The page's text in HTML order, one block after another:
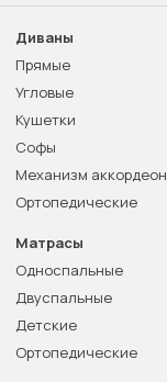
Диваны
Прямые
Угловые
Кушетки
Софы
Механизм аккордеон
Ортопедические
Матрасы
Односпальные
Двуспальные
Детские
Ортопедические